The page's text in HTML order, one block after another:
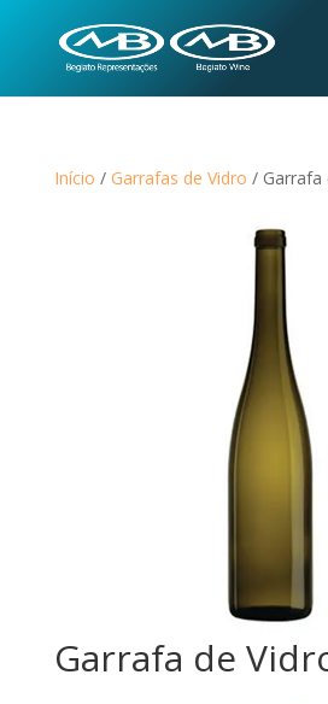
Início / Garrafas de Vidro / Garrafa
Garrafa de